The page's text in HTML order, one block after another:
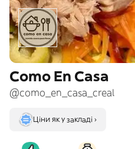
Como En Casa
@como_en_casa_creal
Ціни як у закладі ›